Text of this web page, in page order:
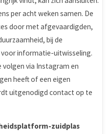
per acht weken samen. De
door met afgevaardigden,
bij de
informatie-uitwisseling.
volgen via Instagram en
heeft of een eigen
uitgenodigd contact op te
zuidplas